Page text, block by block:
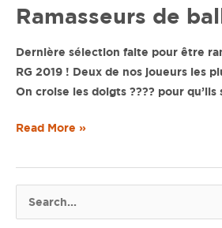
Ramasseurs de
Dernière sélection faite pour être
RG 2019 ! Deux de nos joueurs les
On croise les doigts ???? pour qu’ils
Read More »